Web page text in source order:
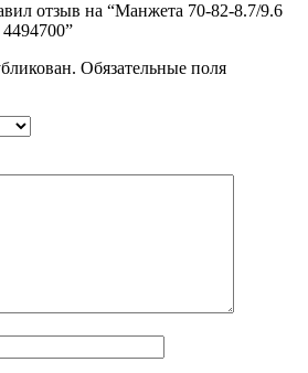
отзыв на “Манжета 70-82-8.7/9.6
Обязательные поля